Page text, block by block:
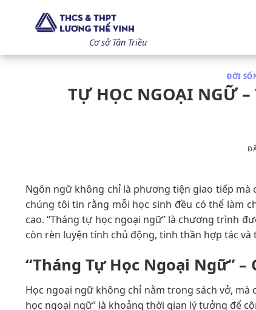
dung
Cơ sở Tân Triều
ĐỜI
TỰ HỌC NGOẠI NGỮ
Ngôn ngữ không chỉ là phương tiện giao tiếp mà
chúng tôi tin rằng mỗi học sinh đều có thể làm
cao. “Tháng tự học ngoại ngữ” là chương trình
còn rèn luyện tính chủ động, tinh thần hợp tác
“Tháng Tự Học Ngoại Ngữ”
Học ngoại ngữ không chỉ nằm trong sách vở,
học ngoại ngữ” là khoảng thời gian lý tưởng để